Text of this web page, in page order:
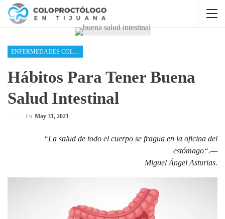
ENFERMEDADES COLOPROCTOLÓGICAS
Hábitos Para Tener Buena
Salud Intestinal
En May 31, 2021
“La salud de todo el cuerpo se fragua en la oficina del
estómago“.—
Miguel Ángel Asturias.